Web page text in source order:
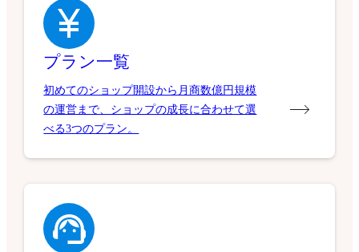
プラン一覧
初めてのショップ開設から月商数億円規模
の運営まで、ショップの成長に合わせて選
べる3つのプラン。